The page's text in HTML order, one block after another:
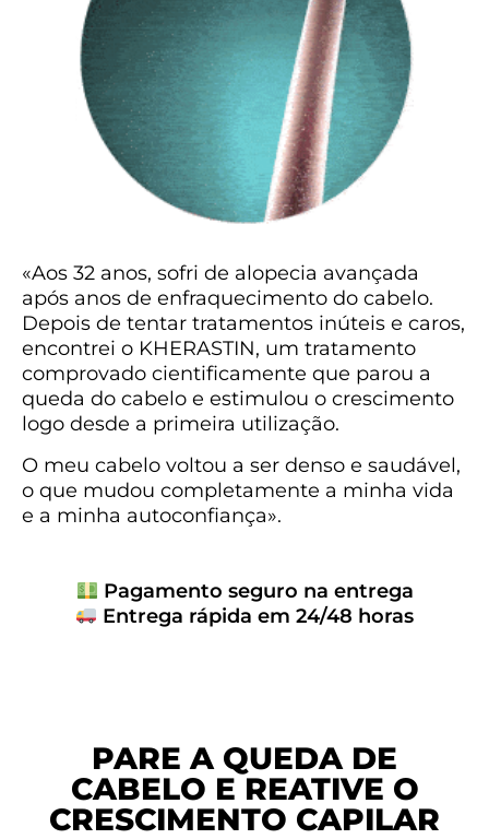
«Aos 32 anos, sofri de alopecia avançada
após anos de enfraquecimento do cabelo.
Depois de tentar tratamentos inúteis e caros,
encontrei o KHERASTIN, um tratamento
comprovado cientificamente que parou a
queda do cabelo e estimulou o crescimento
logo desde a primeira utilização.
O meu cabelo voltou a ser denso e saudável,
o que mudou completamente a minha vida
e a minha autoconfiança».
Pagamento seguro na entrega
Entrega rápida em 24/48 horas
PARE A QUEDA DE
CABELO E REATIVE O
CRESCIMENTO CAPILAR